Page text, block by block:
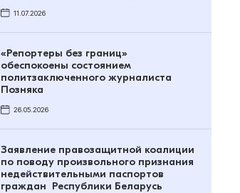
11.07.2026
«Репортеры без границ»
обеспокоены состоянием
политзаключенного журналиста
Позняка
26.05.2026
Заявление правозащитной коалиции
по поводу произвольного признания
недействительными паспортов
граждан Республики Беларусь